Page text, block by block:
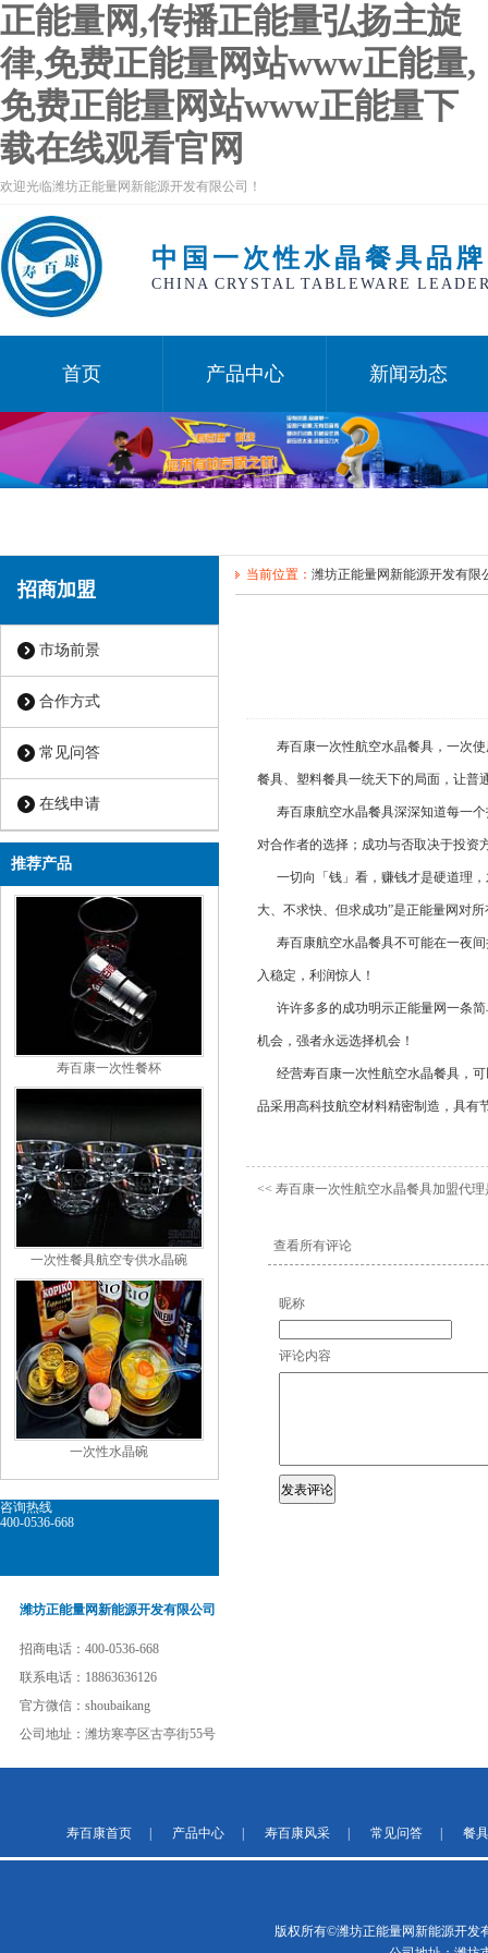
正能量网,传播正能量弘扬主旋
律,免费正能量网站www正能量,
免费正能量网站www正能量下
载在线观看官网
欢迎光临潍坊正能量网新能源开发有限公司！
中国一次性水晶餐具品牌
CHINA CRYSTAL TABLEWARE
首页 产品中心 新闻动态
招商加盟
市场前景
合作方式
常见问答
在线申请
推荐产品
寿百康一次性餐杯
一次性餐具航空专供水晶碗
一次性水晶碗
咨询热线
400-0536-668
潍坊正能量网新能源开发有限公司
招商电话：400-0536-668
联系电话：18863636126
官方微信：shoubaikang
公司地址：潍坊寒亭区古亭街55号
当前位置： 潍坊正能量网新能源开发有限
寿百康一次性航空水晶餐具，一次使用
餐具、塑料餐具一统天下的局面，
寿百康航空水晶餐具深深知道每一个投
对合作者的选择；成功与否取决于投资
一切向「钱」看，赚钱才是硬道理
大、不求快、但求成功”是正能量网对所
寿百康航空水晶餐具不可能在一夜间把您「
入稳定，利润惊人！
许许多多的成功明示正能量网一条简单的法
机会，强者永远选择机会！
经营寿百康一次性航空水晶餐具，可以做
品采用高科技航空材料精密制造，具有节能
<< 寿百康一次性航空水晶餐具加盟代理
查看所有评论
昵称
评论内容
寿百康首页 产品中心 寿百康风采 常见问答 餐
版权所有©潍坊正能量网新能源开发